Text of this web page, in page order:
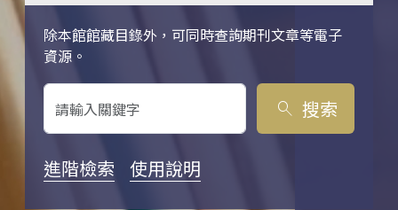
除本館館藏目錄外，可同時查詢期刊文章等電子
資源。
關鍵字搜尋
search 搜索
進階檢索 使用說明